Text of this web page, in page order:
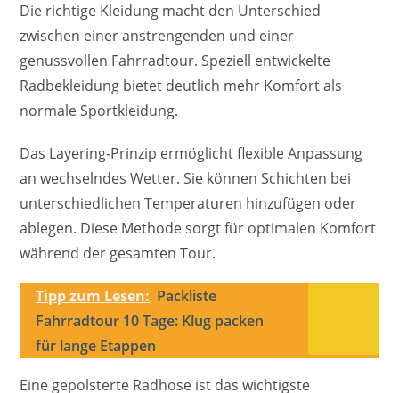
Die richtige Kleidung macht den Unterschied
zwischen einer anstrengenden und einer
genussvollen Fahrradtour. Speziell entwickelte
Radbekleidung bietet deutlich mehr Komfort als
normale Sportkleidung.
Das Layering-Prinzip ermöglicht flexible Anpassung
an wechselndes Wetter. Sie können Schichten bei
unterschiedlichen Temperaturen hinzufügen oder
ablegen. Diese Methode sorgt für optimalen Komfort
während der gesamten Tour.
Tipp zum Lesen: Packliste
Fahrradtour 10 Tage: Klug packen
für lange Etappen
Eine gepolsterte Radhose ist das wichtigste